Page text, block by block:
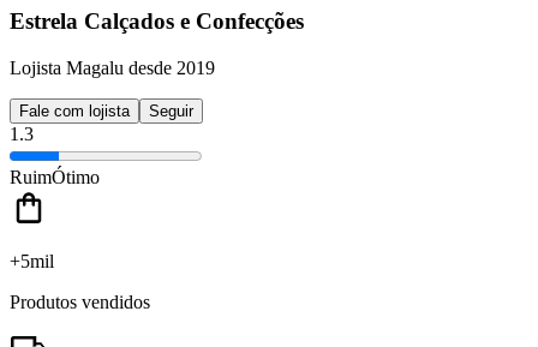
Estrela Calçados e Confecções
Lojista Magalu desde 2019
Fale com lojista Seguir
1.3
RuimÓtimo
+5mil
Produtos vendidos